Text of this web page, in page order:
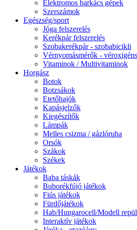
Elektromos barkács gépek
Szerszámok
Egészség/sport
Jóga felszerelés
Kerékpár felszerelés
Szobakerékpár - szobabicikli
Vérnyomásmérők -
Vitaminok / Multivitaminok
Horgász
Botok
Botzsákok
Etetőhajók
Kapásjelzők
Kiegészítők
Lámpák
Melles csizma / gázlóruha
Orsók
Szákok
Székek
Játékok
Baba táskák
Buborékfújó játékok
Fiús játékok
Fürdőjátékok
Hab/Hungarocell/Modell
Interaktív játékok